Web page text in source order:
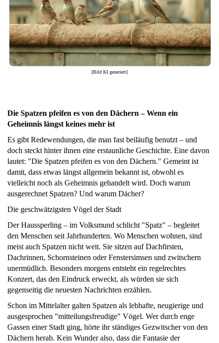
[Bild KI generiert]
Die Spatzen pfeifen es von den Dächern – Wenn ein
Geheimnis längst keines mehr ist
Es gibt Redewendungen, die man fast beiläufig benutzt – und
doch steckt hinter ihnen eine erstaunliche Geschichte. Eine davon
lautet: "Die Spatzen pfeifen es von den Dächern." Gemeint ist
damit, dass etwas längst allgemein bekannt ist, obwohl es
vielleicht noch als Geheimnis gehandelt wird. Doch warum
ausgerechnet Spatzen? Und warum Dächer?
Die geschwätzigsten Vögel der Stadt
Der Haussperling – im Volksmund schlicht "Spatz" – begleitet
den Menschen seit Jahrhunderten. Wo Menschen wohnen, sind
meist auch Spatzen nicht weit. Sie sitzen auf Dachfirsten,
Dachrinnen, Schornsteinen oder Fenstersimsen und zwitschern
unermüdlich. Besonders morgens entsteht ein regelrechtes
Konzert, das den Eindruck erweckt, als würden sie sich
gegenseitig die neuesten Nachrichten erzählen.
Schon im Mittelalter galten Spatzen als lebhafte, neugierige und
ausgesprochen "mitteilungsfreudige" Vögel. Wer durch enge
Gassen einer Stadt ging, hörte ihr ständiges Gezwitscher von den
Dächern herab. Kein Wunder also, dass die Fantasie der